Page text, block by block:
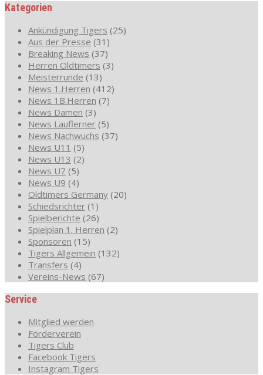
Kategorien
Ankündigung Tigers (25)
Aus der Presse (31)
Breaking News (37)
Herren Oldtimers (3)
Meisterrunde (13)
News 1.Herren (412)
News 1B.Herren (7)
News Damen (3)
News Lauflerner (5)
News Nachwuchs (37)
News U11 (5)
News U13 (2)
News U7 (5)
News U9 (4)
Oldtimers Germany (20)
Schiedsrichter (1)
Spielberichte (26)
Spielplan 1. Herren (2)
Sponsoren (15)
Tigers Allgemein (132)
Transfers (4)
Vereins-News (67)
Service
Mitglied werden
Förderverein
Tigers Club
Facebook Tigers
Instagram Tigers